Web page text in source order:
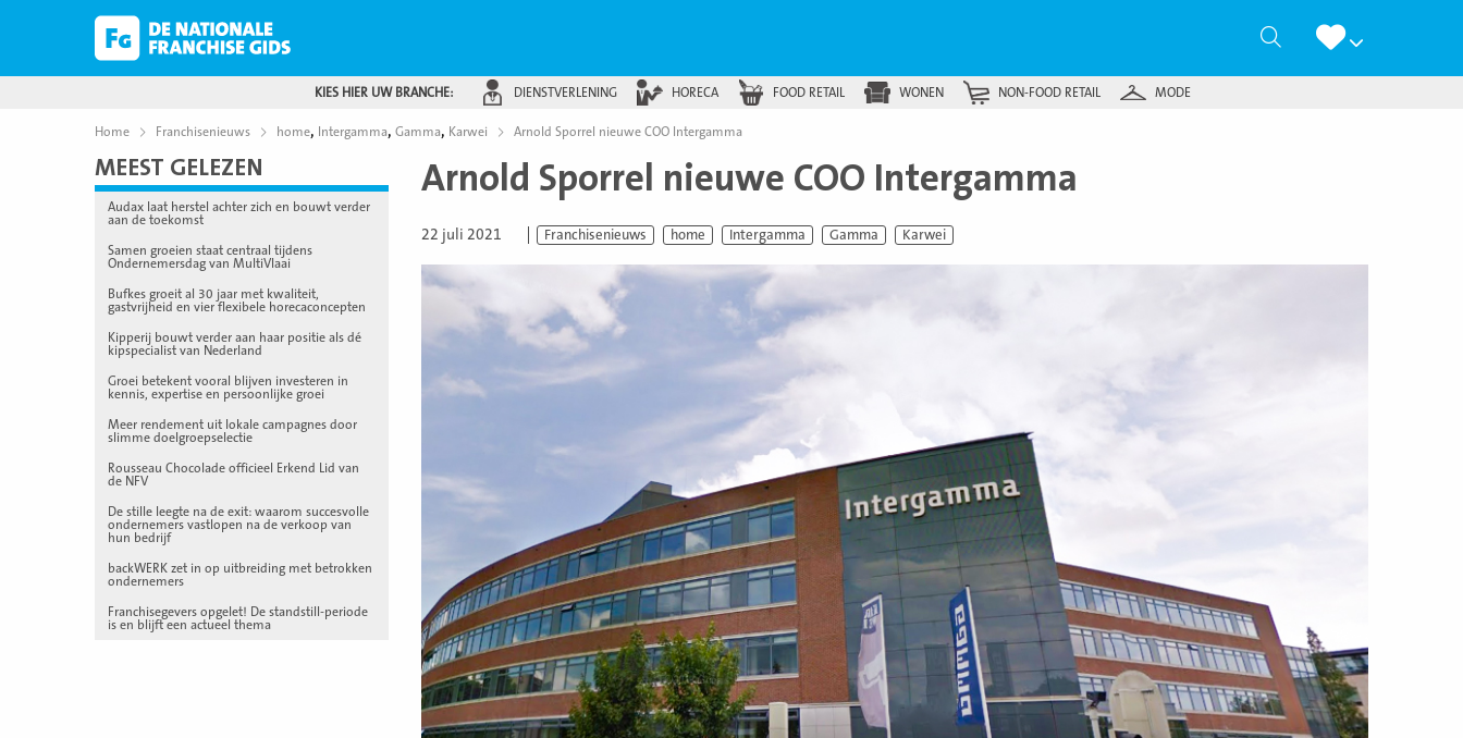
Zoeken
KIES HIER UW BRANCHE: DIENSTVERLENING HORECA FOOD RETAIL WONEN NON-FOOD RETAIL MODE
Home Franchisenieuws home, Intergamma, Gamma, Karwei Arnold Sporrel nieuwe COO Intergamma
MEEST GELEZEN
Audax laat herstel achter zich en bouwt verder
aan de toekomst
Samen groeien staat centraal tijdens
Ondernemersdag van MultiVlaai
Bufkes groeit al 30 jaar met kwaliteit,
gastvrijheid en vier flexibele horecaconcepten
Kipperij bouwt verder aan haar positie als dé
kipspecialist van Nederland
Groei betekent vooral blijven investeren in
kennis, expertise en persoonlijke groei
Meer rendement uit lokale campagnes door
slimme doelgroepselectie
Rousseau Chocolade officieel Erkend Lid van
de NFV
De stille leegte na de exit: waarom succesvolle
ondernemers vastlopen na de verkoop van
hun bedrijf
backWERK zet in op uitbreiding met betrokken
ondernemers
Franchisegevers opgelet! De standstill-periode
is en blijft een actueel thema
Arnold Sporrel nieuwe COO Intergamma
22 juli 2021 Franchisenieuws home Intergamma Gamma Karwei